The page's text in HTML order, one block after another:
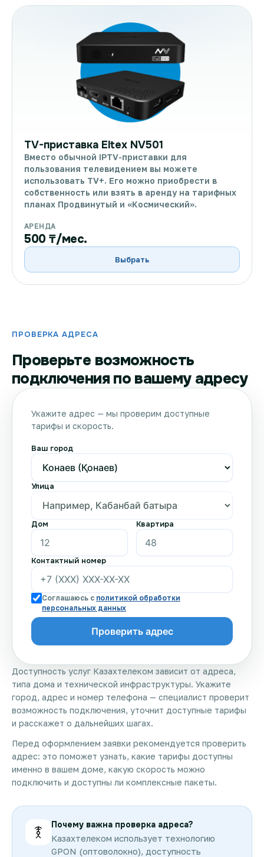
TV-приставка Eltex NV501
Вместо обычной IPTV-приставки для
пользования телевидением вы можете
использовать TV+. Его можно приобрести в
собственность или взять в аренду на тарифных
планах Продвинутый и «Космический».
АРЕНДА
500 ₸/мес.
Выбрать
ПРОВЕРКА АДРЕСА
Проверьте возможность
подключения по вашему адресу
Доступность услуг Казахтелеком зависит от адреса,
типа дома и технической инфраструктуры. Укажите
город, адрес и номер телефона — специалист проверит
возможность подключения, уточнит доступные тарифы
и расскажет о дальнейших шагах.
Перед оформлением заявки рекомендуется проверить
адрес: это поможет узнать, какие тарифы доступны
именно в вашем доме, какую скорость можно
подключить и доступны ли комплексные пакеты.
Почему важна проверка адреса?
Казахтелеком использует технологию
GPON (оптоволокно), доступность
Укажите адрес — мы проверим доступные
тарифы и скорость.
Ваш город
Улица
Дом Квартира
Контактный номер
Соглашаюсь с политикой обработки
персональных данных